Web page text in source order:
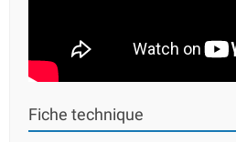
Fiche technique